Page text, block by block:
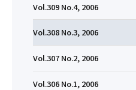
Vol.309 No.4, 2006
Vol.308 No.3, 2006
Vol.307 No.2, 2006
Vol.306 No.1, 2006